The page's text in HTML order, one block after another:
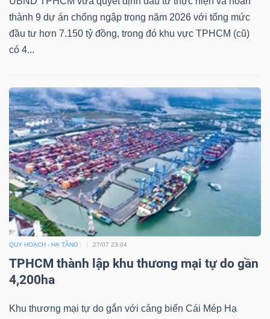
thành 9 dự án chống ngập trong năm 2026 với tổng mức
đầu tư hơn 7.150 tỷ đồng, trong đó khu vực TPHCM (cũ)
có 4...
QUY HOẠCH - HẠ TẦNG 27/07 23:04
TPHCM thành lập khu thương mại tự do gần
4,200ha
Khu thương mại tự do gắn với cảng biển Cái Mép Hạ